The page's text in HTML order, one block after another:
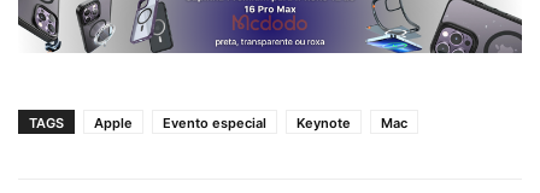
TAGS Apple Evento especial Keynote Mac